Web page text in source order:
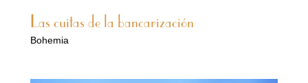
Las cuitas de la bancarización
Bohemia